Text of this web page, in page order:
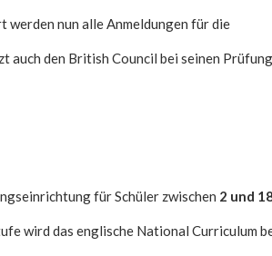
nun alle Anmeldungen für die
den British Council bei seinen
für Schüler zwischen 2 und
wird das englische National Curriculum